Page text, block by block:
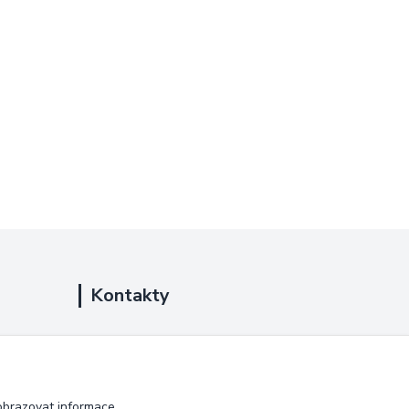
Kontakty
+420 725 889 873
info@duplarna.cz